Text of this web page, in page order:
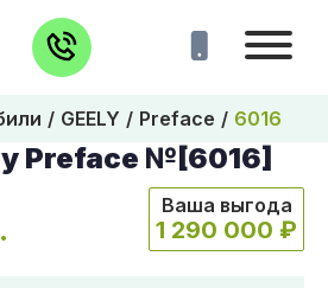
GEELY Preface 6016
Preface №[6016]
Ваша выгода
1 290 000 ₽